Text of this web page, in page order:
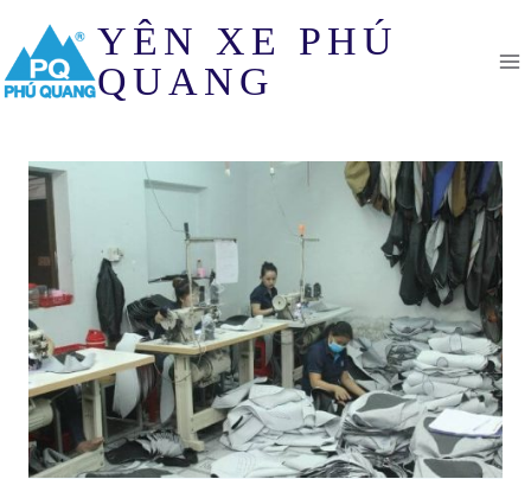
content
YÊN XE PHÚ
QUANG